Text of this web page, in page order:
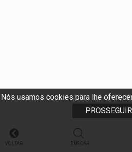
Nós usamos cookies para lhe
PROSSEGUIR
VOLTAR BUSCAR